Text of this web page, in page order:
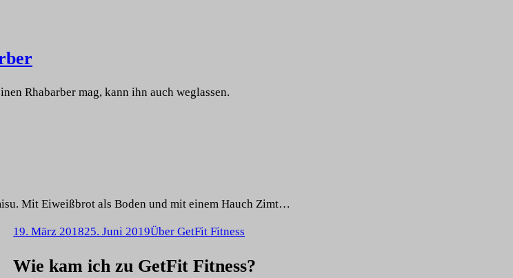
Rhabarber mag, kann ihn auch weglassen.
Mit Eiweißbrot als Boden und mit einem Hauch Zimt…
19. März 201825. Juni 2019Über GetFit Fitness
Wie kam ich zu GetFit Fitness?